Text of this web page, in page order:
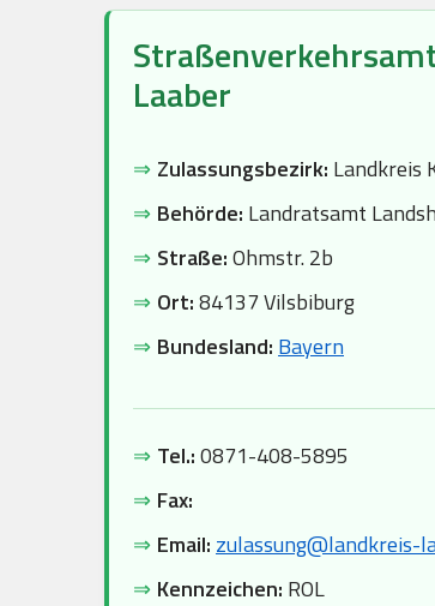
Laaber
⇒ Zulassungsbezirk: Landkreis
⇒ Behörde: Landratsamt
⇒ Straße:Ohmstr. 2b
⇒ Ort:84137 Vilsbiburg
⇒ Bundesland: Bayern
⇒ Tel.:0871-408-5895
⇒ Fax:
⇒ Email: zulassung@landkreis-
⇒ Kennzeichen: ROL